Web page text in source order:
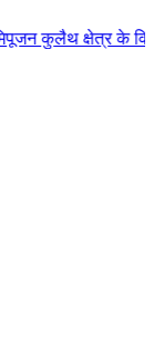
लिये की बड़ी-